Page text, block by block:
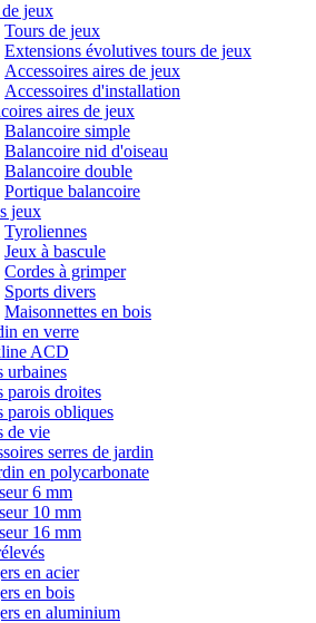
jeux
Tours de jeux
Extensions évolutives tours de jeux
Accessoires aires de jeux
Accessoires d'installation
aires de jeux
Balancoire simple
Balancoire nid d'oiseau
Balancoire double
Portique balancoire
jeux
Tyroliennes
Jeux à bascule
Cordes à grimper
Sports divers
Maisonnettes en bois
en verre
ACD
urbaines
parois droites
parois obliques
de vie
serres de jardin
en polycarbonate
6 mm
10 mm
16 mm
en acier
en bois
en aluminium